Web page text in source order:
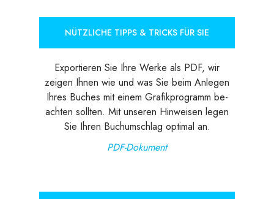
NÜTZLICHE TIPPS & TRICKS FÜR SIE
Exportieren Sie Ihre Werke als PDF, wir
zeigen Ihnen wie und was Sie beim Anlegen
Ihres Buches mit einem Grafikprogramm be-
achten sollten. Mit unseren Hinweisen legen
Sie Ihren Buchumschlag optimal an.
PDF-Dokument